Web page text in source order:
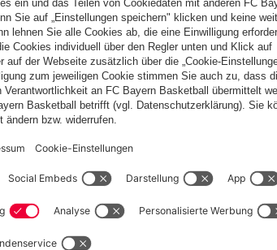
(85.)
und dem japanischen Fußballverband